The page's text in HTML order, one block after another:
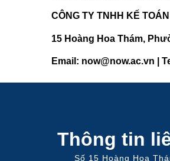
CÔNG TY TNHH KẾ
15 Hoàng Hoa Thám,
Email: now@now.ac.vn |
Thông tin
Số 15 Hoàng Hoa